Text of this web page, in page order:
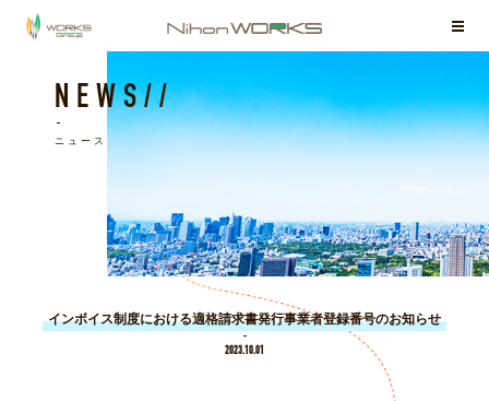
NEWS//
ニュース
インボイス制度における適格請求書発行事業者登録番号のお知らせ
2023.10.01